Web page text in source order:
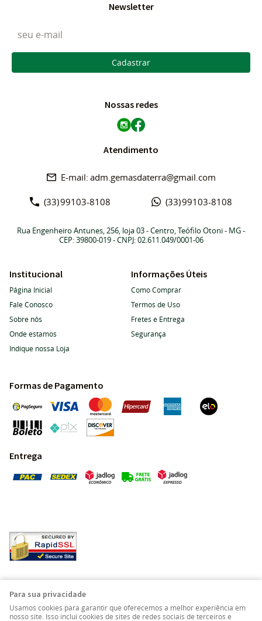
Newsletter
Cadastrar
Nossas redes
Atendimento
(33)99103-8108 (33)99103-8108
adm.gemasdaterra@gmail.com
Rua Engenheiro Antunes, 256, loja 03-Centro, Teófilo Otoni- MG-
CEP: 39800-019- CNPJ: 02.611.049/0001-06
Institucional
Página Inicial
Fale Conosco
Sobre nós
Onde estamos
Indique nossa Loja
Informações Úteis
Como Comprar
Termos de Uso
Fretes e Entrega
Segurança
Formas de Pagamento
Entrega
Para sua privacidade
Usamos cookies para garantir que oferecemos a melhor experiência em
nosso site. Isso inclui cookies de sites de redes sociais de terceiros e